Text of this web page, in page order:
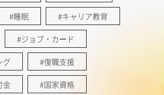
#睡眠 #キャリア教育
#ジョブ・カード
グ #復職支援
金 #国家資格